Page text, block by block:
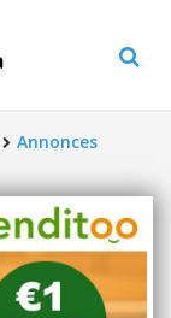
Annonces